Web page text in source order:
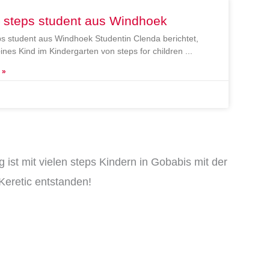
steps student aus Windhoek
student aus Windhoek Studentin Clenda berichtet,
Kind im Kindergarten von steps for children
»
ist mit vielen steps Kindern in Gobabis mit der
entstanden!